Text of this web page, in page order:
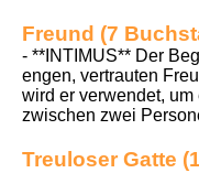
Freund (7
- **INTIMUS** Der
engen, vertrauten
wird er verwendet,
zwischen zwei
Treuloser Gatte